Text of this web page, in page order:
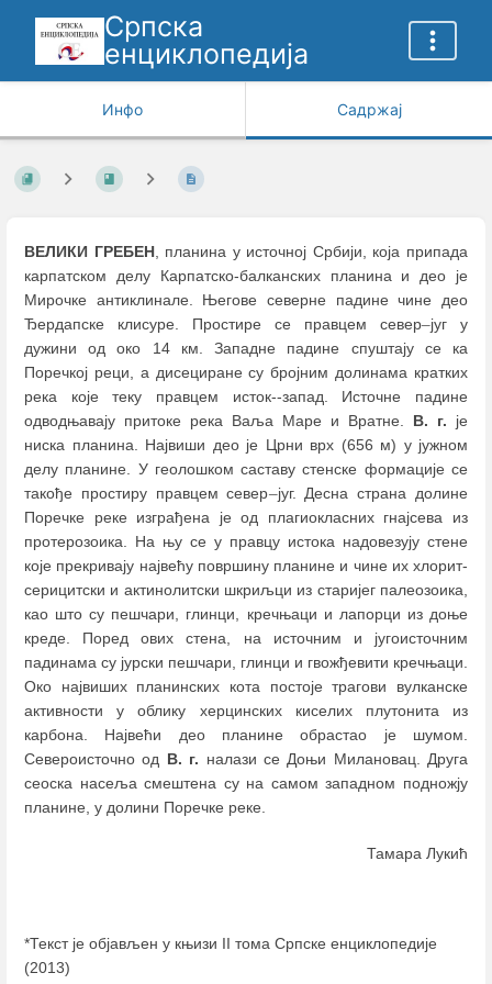
Српска
енциклопедија
Инфо Садржај
ВЕЛИКИ ГРЕБЕН, планина у источној Србији, која припада
карпатском делу Карпатско-балканских планина и део је
Мирочке антиклинале. Његове северне падине чине део
Ђердапске клисуре. Простире се правцем север–југ у
дужини од око 14 км. Западне падине спуштају се ка
Поречкој реци, а дисециране су бројним долинама кратких
река које теку правцем исток--запад. Источне падине
одводњавају притоке река Ваља Маре и Вратне. В. г. је
ниска планина. Највиши део је Црни врх (656 м) у јужном
делу планине. У геолошком саставу стенске формације се
такође простиру правцем север–југ. Десна страна долине
Поречке реке изграђена је од плагиокласних гнајсева из
протерозоика. На њу се у правцу истока надовезују стене
које прекривају највећу површину планине и чине их хлорит-
серицитски и актинолитски шкриљци из старијег палеозоика,
као што су пешчари, глинци, кречњаци и лапорци из доње
креде. Поред ових стена, на источним и југоисточним
падинама су јурски пешчари, глинци и гвожђевити кречњаци.
Око највиших планинских кота постоје трагови вулканске
активности у облику херцинских киселих плутонита из
карбона. Највећи део планине обрастао је шумом.
Североисточно од В. г. налази се Доњи Милановац. Друга
сеоска насеља смештена су на самом западном подножју
планине, у долини Поречке реке.
Тамара Лукић
*Текст је објављен у књизи II тома Српске енциклопедије
(2013)